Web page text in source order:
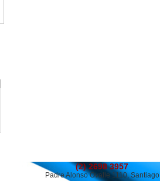
(2) 2698 3957
Padre Alonso Ovalle 1110, Santiago